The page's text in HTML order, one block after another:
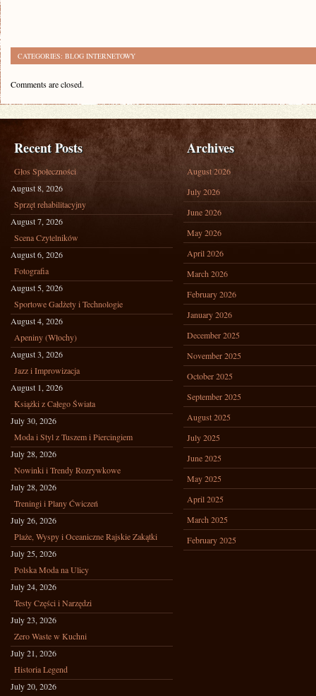
CATEGORIES: BLOG INTERNETOWY
Comments are closed.
Recent Posts
Głos Społeczności
August 8, 2026
Sprzęt rehabilitacyjny
August 7, 2026
Scena Czytelników
August 6, 2026
Fotografia
August 5, 2026
Sportowe Gadżety i Technologie
August 4, 2026
Apeniny (Włochy)
August 3, 2026
Jazz i Improwizacja
August 1, 2026
Książki z Całego Świata
July 30, 2026
Moda i Styl z Tuszem i Piercingiem
July 28, 2026
Nowinki i Trendy Rozrywkowe
July 28, 2026
Treningi i Plany Ćwiczeń
July 26, 2026
Plaże, Wyspy i Oceaniczne Rajskie Zakątki
July 25, 2026
Polska Moda na Ulicy
July 24, 2026
Testy Części i Narzędzi
July 23, 2026
Zero Waste w Kuchni
July 21, 2026
Historia Legend
July 20, 2026
Archives
August 2026
July 2026
June 2026
May 2026
April 2026
March 2026
February 2026
January 2026
December 2025
November 2025
October 2025
September 2025
August 2025
July 2025
June 2025
May 2025
April 2025
March 2025
February 2025